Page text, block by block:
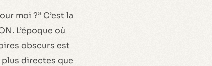
moi ?” C’est la
L’époque où
obscurs est
plus directes que